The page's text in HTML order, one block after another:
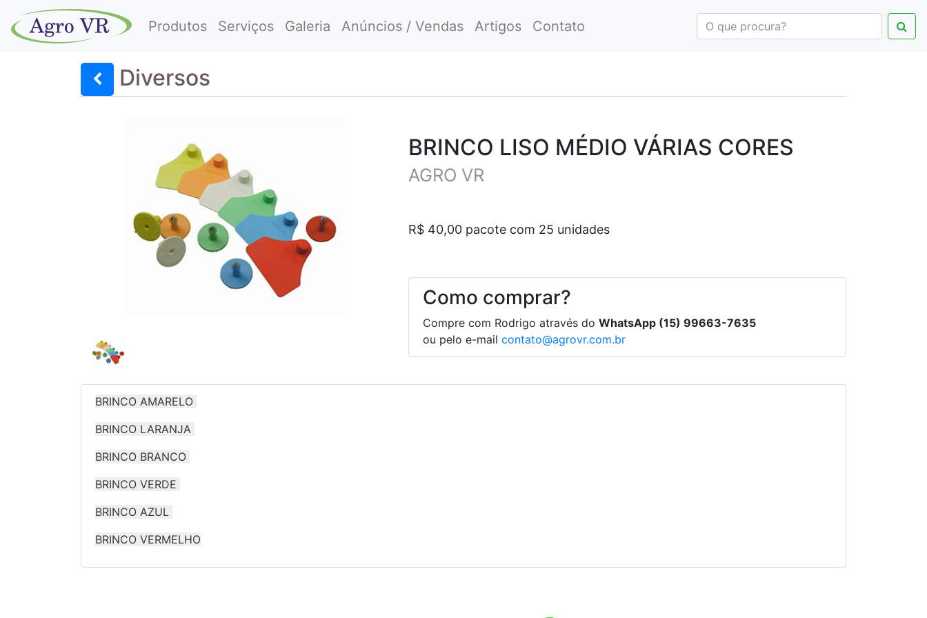
Produtos Serviços Galeria Anúncios / Vendas Artigos Contato
Diversos
BRINCO LISO MÉDIO VÁRIAS CORES
AGRO VR
R$ 40,00 pacote com 25 unidades
Como comprar?
Compre com Rodrigo através do WhatsApp (15) 99663-7635
ou pelo e-mail contato@agrovr.com.br
BRINCO AMARELO
BRINCO LARANJA
BRINCO BRANCO
BRINCO VERDE
BRINCO AZUL
BRINCO VERMELHO